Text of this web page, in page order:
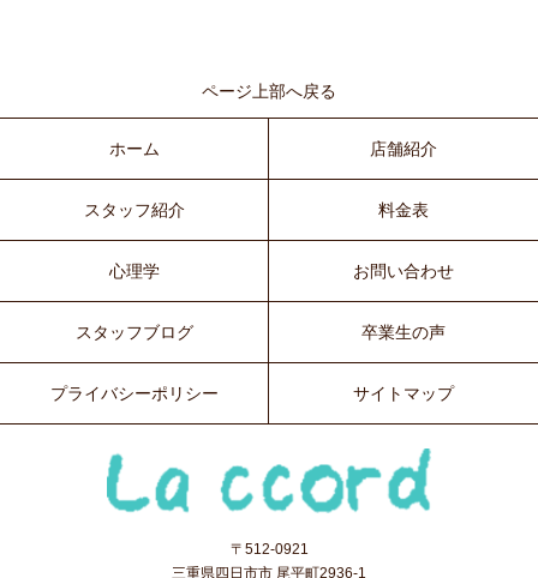
ページ上部へ戻る
ホーム 店舗紹介
スタッフ紹介 料金表
心理学 お問い合わせ
スタッフブログ 卒業生の声
プライバシーポリシー サイトマップ
〒512-0921
三重県四日市市 尾平町2936-1